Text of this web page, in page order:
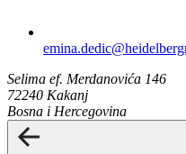
Selima ef. Merdanovića 146
72240 Kakanj
Bosna i Hercegovina